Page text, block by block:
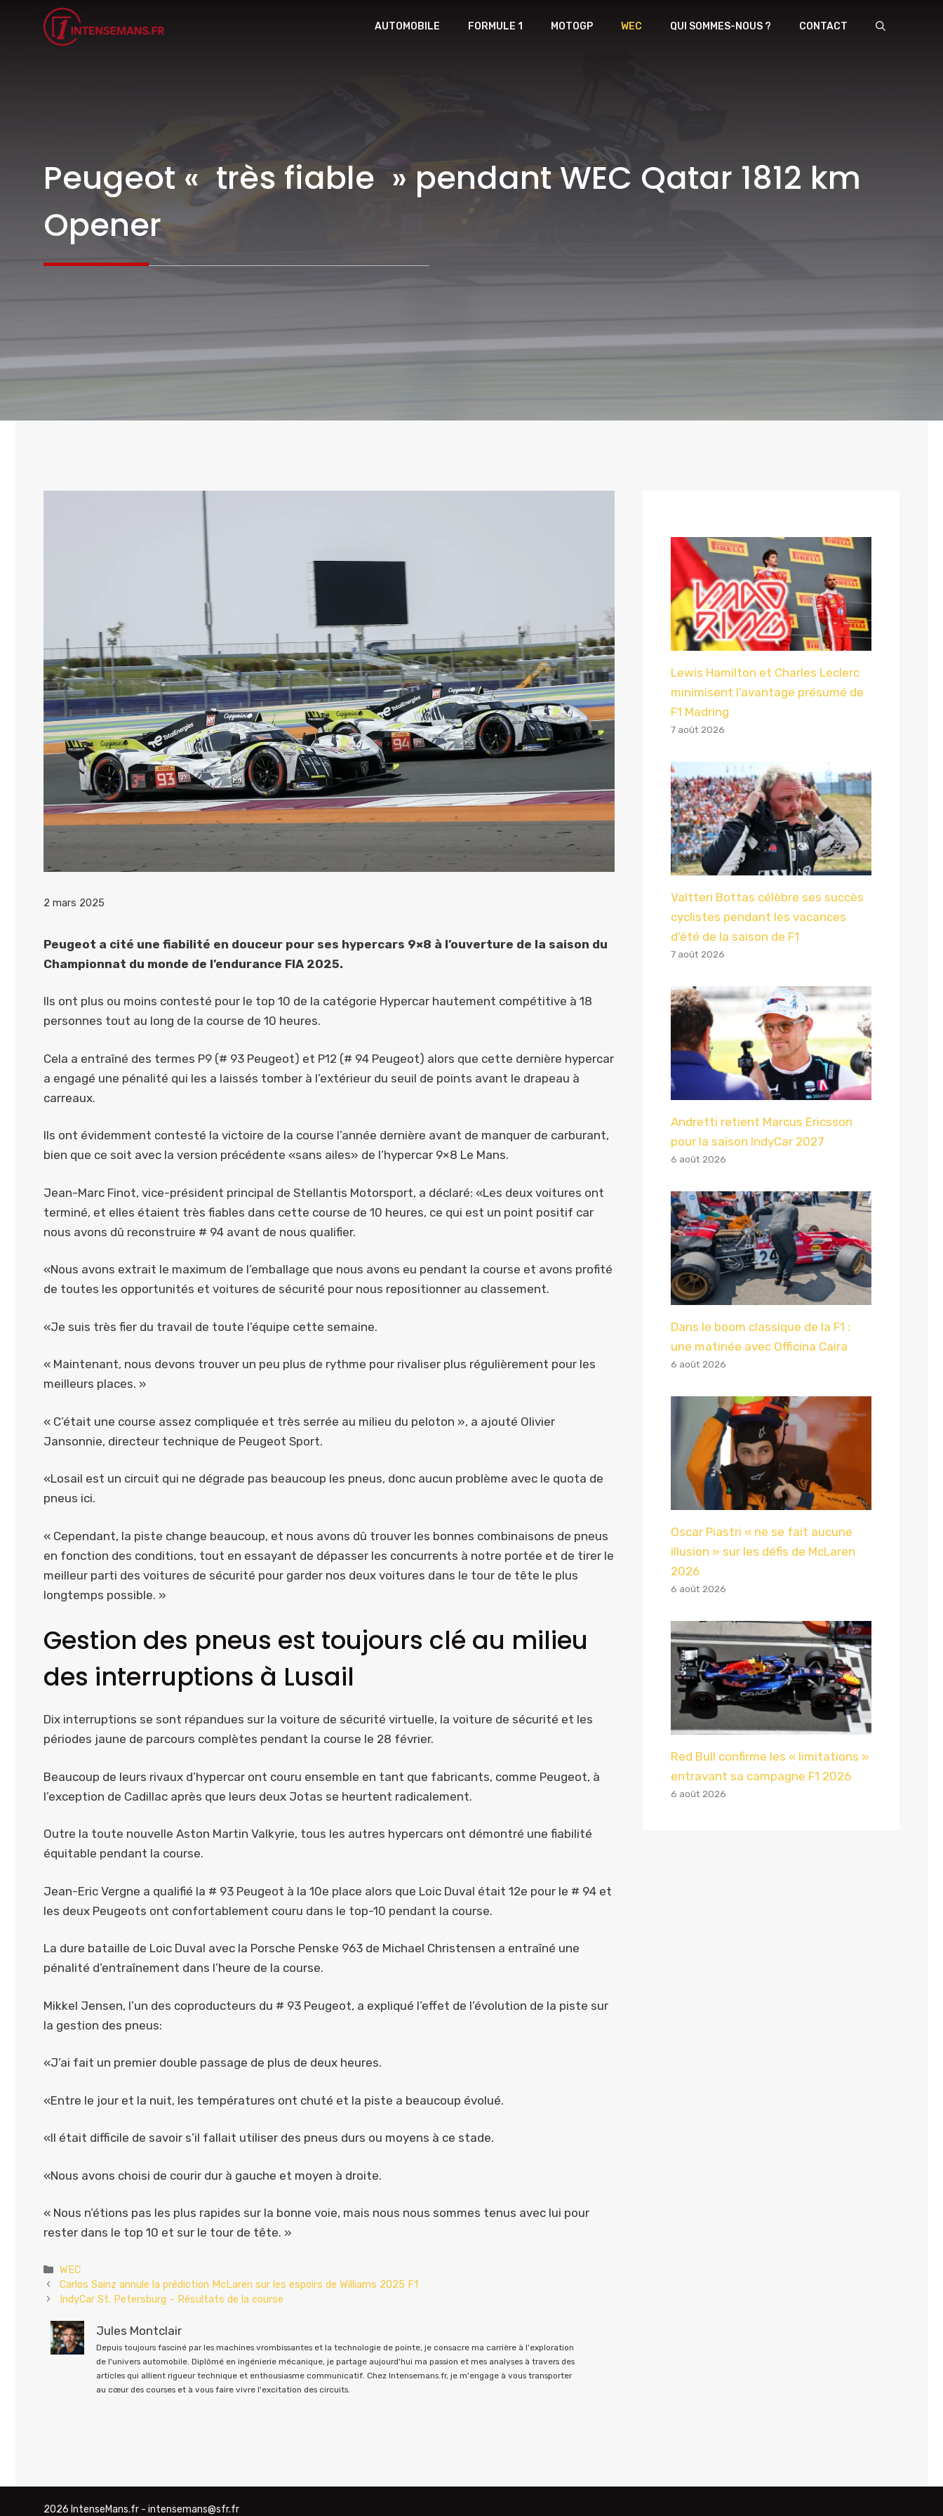
AUTOMOBILE FORMULE 1 MOTOGP WEC QUI SOMMES-NOUS ? CONTACT
Peugeot « très fiable » pendant WEC Qatar 1812 km
Opener
2 mars 2025
Peugeot a cité une fiabilité en douceur pour ses hypercars 9×8 à l’ouverture de la saison du
Championnat du monde de l’endurance FIA ​​2025.
Ils ont plus ou moins contesté pour le top 10 de la catégorie Hypercar hautement compétitive à 18
personnes tout au long de la course de 10 heures.
Cela a entraîné des termes P9 (# 93 Peugeot) et P12 (# 94 Peugeot) alors que cette dernière hypercar
a engagé une pénalité qui les a laissés tomber à l’extérieur du seuil de points avant le drapeau à
carreaux.
Ils ont évidemment contesté la victoire de la course l’année dernière avant de manquer de carburant,
bien que ce soit avec la version précédente «sans ailes» de l’hypercar 9×8 Le Mans.
Jean-Marc Finot, vice-président principal de Stellantis Motorsport, a déclaré: «Les deux voitures ont
terminé, et elles étaient très fiables dans cette course de 10 heures, ce qui est un point positif car
nous avons dû reconstruire # 94 avant de nous qualifier.
«Nous avons extrait le maximum de l’emballage que nous avons eu pendant la course et avons profité
de toutes les opportunités et voitures de sécurité pour nous repositionner au classement.
«Je suis très fier du travail de toute l’équipe cette semaine.
« Maintenant, nous devons trouver un peu plus de rythme pour rivaliser plus régulièrement pour les
meilleurs places. »
« C’était une course assez compliquée et très serrée au milieu du peloton », a ajouté Olivier
Jansonnie, directeur technique de Peugeot Sport.
«Losail est un circuit qui ne dégrade pas beaucoup les pneus, donc aucun problème avec le quota de
pneus ici.
« Cependant, la piste change beaucoup, et nous avons dû trouver les bonnes combinaisons de pneus
en fonction des conditions, tout en essayant de dépasser les concurrents à notre portée et de tirer le
meilleur parti des voitures de sécurité pour garder nos deux voitures dans le tour de tête le plus
longtemps possible. »
Gestion des pneus est toujours clé au milieu
des interruptions à Lusail
Dix interruptions se sont répandues sur la voiture de sécurité virtuelle, la voiture de sécurité et les
périodes jaune de parcours complètes pendant la course le 28 février.
Beaucoup de leurs rivaux d’hypercar ont couru ensemble en tant que fabricants, comme Peugeot, à
l’exception de Cadillac après que leurs deux Jotas se heurtent radicalement.
Outre la toute nouvelle Aston Martin Valkyrie, tous les autres hypercars ont démontré une fiabilité
équitable pendant la course.
Jean-Eric Vergne a qualifié la # 93 Peugeot à la 10e place alors que Loic Duval était 12e pour le # 94 et
les deux Peugeots ont confortablement couru dans le top-10 pendant la course.
La dure bataille de Loic Duval avec la Porsche Penske 963 de Michael Christensen a entraîné une
pénalité d’entraînement dans l’heure de la course.
Mikkel Jensen, l’un des coproducteurs du # 93 Peugeot, a expliqué l’effet de l’évolution de la piste sur
la gestion des pneus:
«J’ai fait un premier double passage de plus de deux heures.
«Entre le jour et la nuit, les températures ont chuté et la piste a beaucoup évolué.
«Il était difficile de savoir s’il fallait utiliser des pneus durs ou moyens à ce stade.
«Nous avons choisi de courir dur à gauche et moyen à droite.
« Nous n’étions pas les plus rapides sur la bonne voie, mais nous nous sommes tenus avec lui pour
rester dans le top 10 et sur le tour de tête. »
Catégories
WEC
Carlos Sainz annule la prédiction McLaren sur les espoirs de Williams 2025 F1
IndyCar St. Petersburg – Résultats de la course
Jules Montclair
Depuis toujours fasciné par les machines vrombissantes et la technologie de pointe, je consacre ma carrière à l'exploration
de l'univers automobile. Diplômé en ingénierie mécanique, je partage aujourd'hui ma passion et mes analyses à travers des
articles qui allient rigueur technique et enthousiasme communicatif. Chez Intensemans.fr, je m'engage à vous transporter
au cœur des courses et à vous faire vivre l'excitation des circuits.
Lewis Hamilton et Charles Leclerc
minimisent l’avantage présumé de
F1 Madring
7 août 2026
Valtteri Bottas célèbre ses succès
cyclistes pendant les vacances
d’été de la saison de F1
7 août 2026
Andretti retient Marcus Ericsson
pour la saison IndyCar 2027
6 août 2026
Dans le boom classique de la F1 :
une matinée avec Officina Caira
6 août 2026
Oscar Piastri « ne se fait aucune
illusion » sur les défis de McLaren
2026
6 août 2026
Red Bull confirme les « limitations »
entravant sa campagne F1 2026
6 août 2026
2026 IntenseMans.fr - intensemans@sfr.fr